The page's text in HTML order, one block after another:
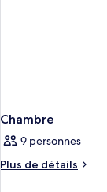
Chambre
9 personnes
Plus de détails
Plus